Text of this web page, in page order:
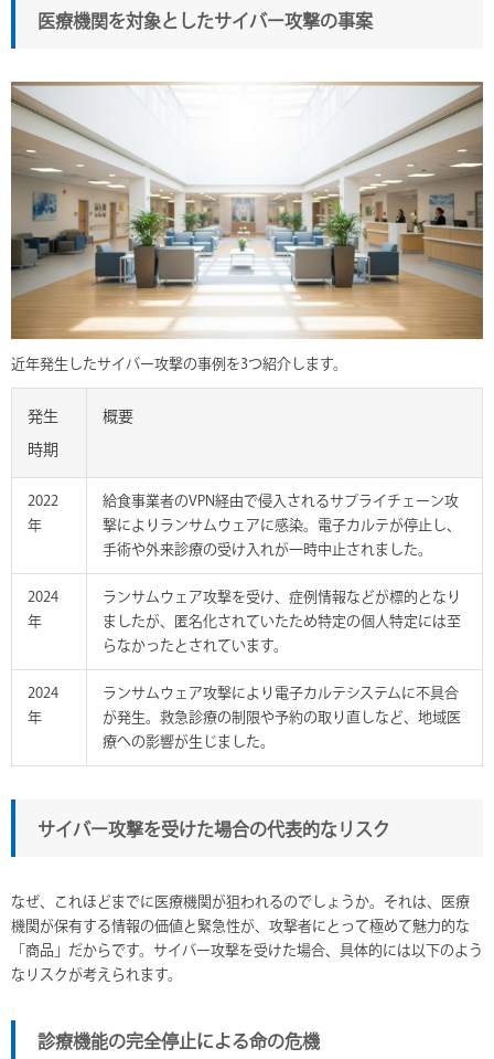
医療機関を対象としたサイバー攻撃の事案
近年発生したサイバー攻撃の事例を3つ紹介します。
発生
時期
概要
2022
年
給食事業者のVPN経由で侵入されるサプライチェーン攻
撃によりランサムウェアに感染。電子カルテが停止し、
手術や外来診療の受け入れが一時中止されました。
2024
年
ランサムウェア攻撃を受け、症例情報などが標的となり
ましたが、匿名化されていたため特定の個人特定には至
らなかったとされています。
2024
年
ランサムウェア攻撃により電子カルテシステムに不具合
が発生。救急診療の制限や予約の取り直しなど、地域医
療への影響が生じました。
サイバー攻撃を受けた場合の代表的なリスク
なぜ、これほどまでに医療機関が狙われるのでしょうか。それは、医療
機関が保有する情報の価値と緊急性が、攻撃者にとって極めて魅力的な
「商品」だからです。サイバー攻撃を受けた場合、具体的には以下のよう
なリスクが考えられます。
診療機能の完全停止による命の危機